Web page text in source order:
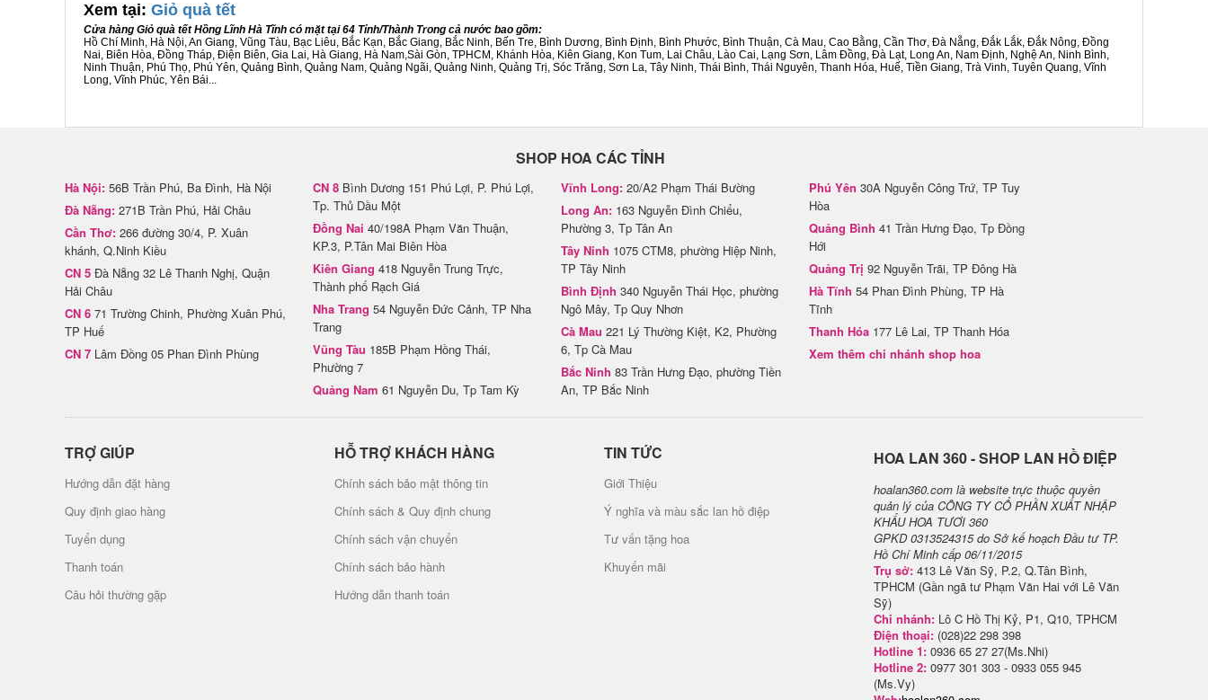
Xem tại: Giỏ quà tết
Cửa hàng Giỏ quà tết Hồng Lĩnh Hà Tĩnh có mặt tại 64 Tỉnh/Thành Trong cả nước bao gồm:
Hồ Chí Minh, Hà Nội, An Giang, Vũng Tàu, Bạc Liêu, Bắc Kạn, Bắc Giang, Bắc Ninh, Bến Tre, Bình Dương, Bình Định, Bình Phước, Bình Thuận, Cà Mau, Cao Bằng, Cần Thơ, Đà Nẵng, Đắk Lắk, Đắk Nông, Đồng
Nai, Biên Hòa, Đồng Tháp, Điện Biên, Gia Lai, Hà Giang, Hà Nam,Sài Gòn, TPHCM, Khánh Hòa, Kiên Giang, Kon Tum, Lai Châu, Lào Cai, Lạng Sơn, Lâm Đồng, Đà Lạt, Long An, Nam Định, Nghệ An, Ninh Bình,
Ninh Thuận, Phú Thọ, Phú Yên, Quảng Bình, Quảng Nam, Quảng Ngãi, Quảng Ninh, Quảng Trị, Sóc Trăng, Sơn La, Tây Ninh, Thái Bình, Thái Nguyên, Thanh Hóa, Huế, Tiền Giang, Trà Vinh, Tuyên Quang, Vĩnh
Long, Vĩnh Phúc, Yên Bái...
SHOP HOA CÁC TỈNH
Hà Nội: 56B Trần Phú, Ba Đình, Hà Nội
Đà Nẵng: 271B Trần Phú, Hải Châu
Cần Thơ: 266 đường 30/4, P. Xuân
khánh, Q.Ninh Kiều
CN 5 Đà Nẵng 32 Lê Thanh Nghị, Quận
Hải Châu
CN 6 71 Trường Chinh, Phường Xuân Phú,
TP Huế
CN 7 Lâm Đồng 05 Phan Đình Phùng
CN 8 Bình Dương 151 Phú Lợi, P. Phú Lợi,
Tp. Thủ Dầu Một
Đồng Nai 40/198A Phạm Văn Thuận,
KP.3, P.Tân Mai Biên Hòa
Kiên Giang 418 Nguyễn Trung Trực,
Thành phố Rạch Giá
Nha Trang 54 Nguyễn Đức Cảnh, TP Nha
Trang
Vũng Tàu 185B Phạm Hồng Thái,
Phường 7
Quảng Nam 61 Nguyễn Du, Tp Tam Kỳ
Vĩnh Long: 20/A2 Phạm Thái Bường
Long An: 163 Nguyễn Đình Chiểu,
Phường 3, Tp Tân An
Tây Ninh 1075 CTM8, phường Hiệp Ninh,
TP Tây Ninh
Bình Định 340 Nguyễn Thái Học, phường
Ngô Mây, Tp Quy Nhơn
Cà Mau 221 Lý Thường Kiệt, K2, Phường
6, Tp Cà Mau
Bắc Ninh 83 Trần Hưng Đạo, phường Tiền
An, TP Bắc Ninh
Phú Yên 30A Nguyễn Công Trứ, TP Tuy
Hòa
Quảng Bình 41 Trần Hưng Đạo, Tp Đồng
Hới
Quảng Trị 92 Nguyễn Trãi, TP Đông Hà
Hà Tĩnh 54 Phan Đình Phùng, TP Hà
Tĩnh
Thanh Hóa 177 Lê Lai, TP Thanh Hóa
Xem thêm chi nhánh shop hoa
TRỢ GIÚP
Hướng dẫn đặt hàng
Quy định giao hàng
Tuyển dụng
Thanh toán
Câu hỏi thường gặp
HỖ TRỢ KHÁCH HÀNG
Chính sách bảo mật thông tin
Chính sách & Quy định chung
Chính sách vận chuyển
Chính sách bảo hành
Hướng dẫn thanh toán
TIN TỨC
Giới Thiệu
Ý nghĩa và màu sắc lan hồ điệp
Tư vấn tặng hoa
Khuyến mãi
H​OA LAN 360 - SHOP LAN HỒ ĐIỆP
hoalan360.com là website trực thuộc quyền
quản lý của CÔNG TY CỔ PHẦN XUẤT NHẬP
KHẨU HOA TƯƠI 360
GPKD 0313524315 do Sở kế hoạch Đầu tư TP.
Hồ Chí Minh cấp 06/11/2015
Trụ sở: 413 Lê Văn Sỹ, P.2, Q.Tân Bình,
TPHCM (Gần ngã tư Phạm Văn Hai với Lê Văn
Sỹ)
Chi nhánh: Lô C Hồ Thị Kỷ, P1, Q10, TPHCM
Điện thoại: (028)22 298 398
Hotline 1: 0936 65 27 27(Ms.Nhi)
Hotline 2: 0977 301 303 - 0933 055 945
(Ms.Vy)